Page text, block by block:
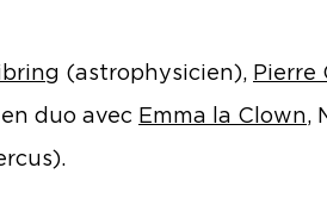
(astrophysicien), Pierre
duo avec Emma la Clown,